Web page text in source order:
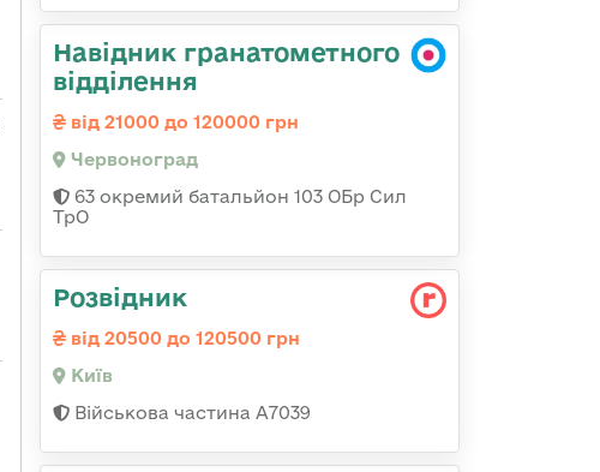
Навідник гранатометного
відділення
від 21000 до 120000 грн
Червоноград
63 окремий батальйон 103 ОБр Сил
ТрО
Розвідник
від 20500 до 120500 грн
Київ
Військова частина А7039